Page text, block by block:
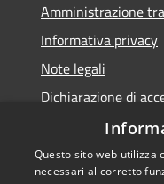
Amministrazione
Informativa privacy
Note legali
Dichiarazione di
Questo sito web utilizza
necessari al corretto